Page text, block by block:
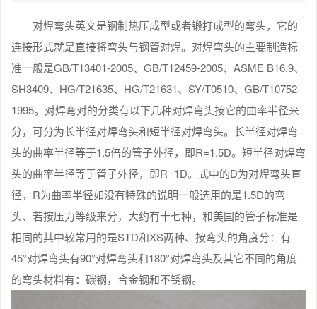
对焊弯头英文是钢制热压成型或者锻打成型的弯头，它的
连接形式就是直接将弯头与钢管对焊。对焊弯头的主要制造标
准一般是GB/T13401-2005、GB/T12459-2005、ASME B16.9、
SH3409、HG/T21635、HG/T21631、SY/T0510、GB/T10752-
1995。对焊弯对的分类有以下几种对焊弯头按它的曲率半径来
分，可分为长半径对焊弯头和短半径对焊弯头。长半径对焊弯
头的曲率半径等于1.5倍的管子外径，即R=1.5D。短半径对焊弯
头的曲率半径等于管子外径，即R=1D。式中的D为对焊弯头直
径，R为曲率半径如没有特殊的说明一般选用的是1.5D的弯
头、若按压力等级来分，大约有十七种，和美国的管子标准是
相同的其中较常用的是STD和XS两种、按弯头的角度分：有
45°对焊弯头有90°对焊弯头和180°对焊弯头及其它不同的角度
的弯头材料有：碳钢，合金钢和不锈钢。